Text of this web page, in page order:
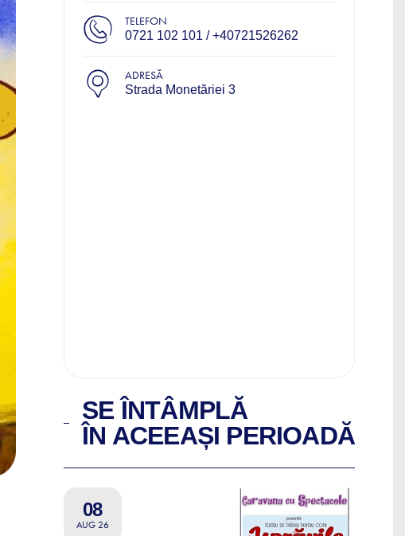
TELEFON
0721 102 101 / +40721526262
ADRESĂ
Strada Monetăriei 3
SE ÎNTÂMPLĂ
ÎN ACEEAȘI PERIOADĂ
08
AUG 26